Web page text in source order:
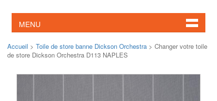
MENU
Accueil > Toile de store banne Dickson Orchestra > Changer votre toile
de store Dickson Orchestra D113 NAPLES